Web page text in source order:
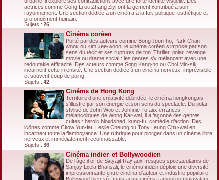
actrices comme Gong Li ou Zhang Ziyi ont largement contribué à son
rayonnement. Une section dédiée à un cinéma à la fois politique, esthétique et
profondément humain.
Sujets : 26
Cinéma coréen
Porté par des auteurs comme Bong Joon-ho, Park Chan-
wook ou Kim Jee-woon, le cinéma coréen s’impose par son
sens du récit et ses ruptures de ton. Thriller, polar, revenge
movie ou drame social : les genres s’y mélangent avec une
redoutable efficacité. Des acteurs comme Song Kang-ho ou Choi Min-sik
incarnent cette intensité. Une section dédiée à un cinéma nerveux, imprévisible
et souvent coup de poing.
Sujets : 42
Cinéma de Hong Kong
Territoire d’une créativité débridée, le cinéma hongkongais
s’illustre par son énergie et son sens du spectacle. Du polar
stylisé de John Woo et Johnnie To aux errances
mélancoliques de Wong Kar-wai, il a façonné des genres
cultes : heroic bloodshed, kung-fu, comédie d’action. Des
icônes comme Chow Yun-fat, Leslie Cheung ou Tony Leung Chiu-wai en
incarnent toute la flamboyance. Une rubrique pour plonger dans un cinéma libre,
nerveux et immédiatement reconnaissable.
Sujets : 36
Cinéma indien et Bollywoodien
De l’âge d’or de Satyajit Ray aux fresques spectaculaires de
Sanjay Leela Bhansali, le cinéma indien déploie une diversité
impressionnante entre cinéma d’auteur et industrie populaire.
Bollywood bien sûr, mais aussi cinéma tamoul ou malayalam :